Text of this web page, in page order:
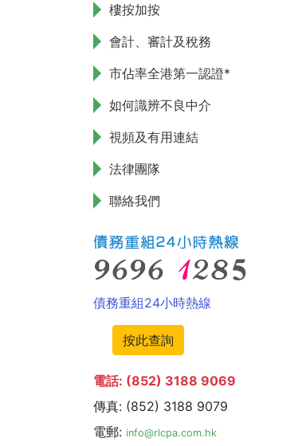
樓按加按
會計、審計及稅務
市佔率全港第一認證*
如何識辨不良中介
視頻及有用連結
法律團隊
聯絡我們
債務重組24小時熱線
按此查詢
電話: (852) 3188 9069
傳真: (852) 3188 9079
電郵: info@rlcpa.com.hk